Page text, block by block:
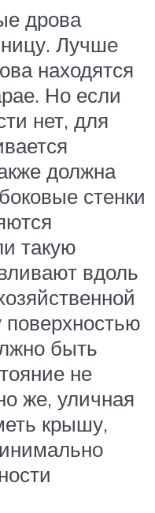
дрова
Лучше
находятся
Но если
нет, для
должна
стенки
такую
вдоль
поверхностью
быть
не
же, уличная
крышу,